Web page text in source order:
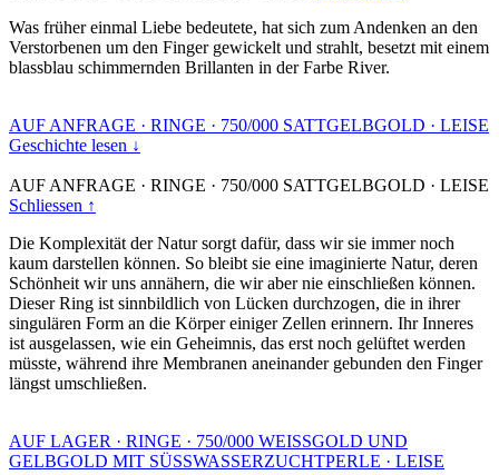
Was früher einmal Liebe bedeutete, hat sich zum Andenken an den
Verstorbenen um den Finger gewickelt und strahlt, besetzt mit einem
blassblau schimmernden Brillanten in der Farbe River.
AUF ANFRAGE · RINGE · 750/000 SATTGELBGOLD · LEISE
Geschichte lesen ↓
AUF ANFRAGE · RINGE · 750/000 SATTGELBGOLD · LEISE
Schliessen ↑
Die Komplexität der Natur sorgt dafür, dass wir sie immer noch
kaum darstellen können. So bleibt sie eine imaginierte Natur, deren
Schönheit wir uns annähern, die wir aber nie einschließen können.
Dieser Ring ist sinnbildlich von Lücken durchzogen, die in ihrer
singulären Form an die Körper einiger Zellen erinnern. Ihr Inneres
ist ausgelassen, wie ein Geheimnis, das erst noch gelüftet werden
müsste, während ihre Membranen aneinander gebunden den Finger
längst umschließen.
AUF LAGER · RINGE · 750/000 WEISSGOLD UND
GELBGOLD MIT SÜSSWASSERZUCHTPERLE · LEISE